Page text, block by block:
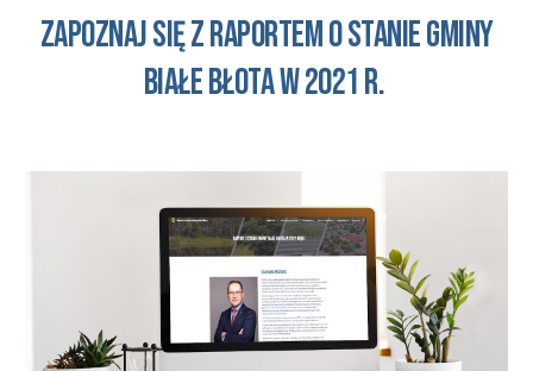
Zapoznaj się z raportem o stanie GMINY
BIAŁE BŁOTA w 2021r.